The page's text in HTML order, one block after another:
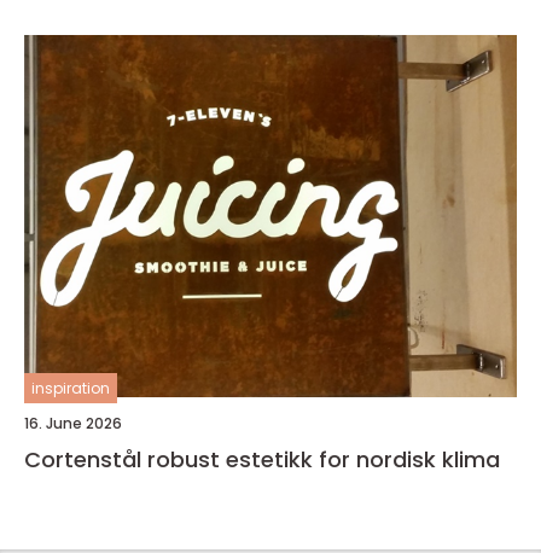
inspiration
16. June 2026
Cortenstål robust estetikk for nordisk klima